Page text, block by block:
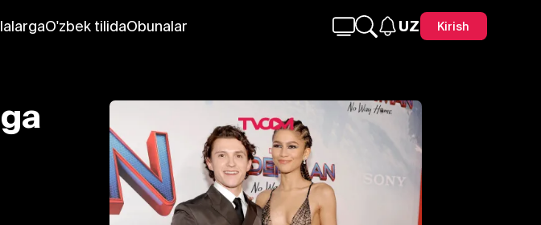
O'zbek tilidaObunalar UZ Kirish